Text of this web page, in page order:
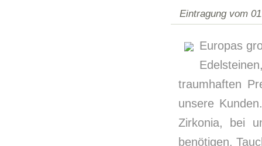
Eintragung vom
Europas
traumhaften
unsere
Zirkonia, bei
benötigen.